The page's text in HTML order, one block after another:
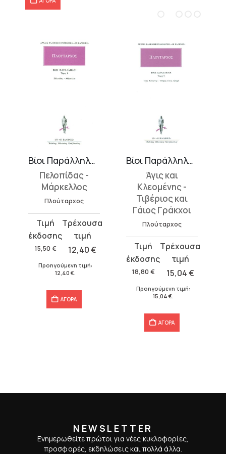
Βίοι Παράλληλοι 8
Πελοπίδας -
Μάρκελλος
Πλούταρχος
15,50€
Original
price
was:
12,40€
τρέχουσα
τιμή
Προηγούμενη τιμή:
12,40€ .
ΑΓΟΡΑ
Βίοι Παράλληλοι 9
Άγις και
Κλεομένης -
Τιβέριος και
Γάιος Γράκχοι
Πλούταρχος
18,80€
Original
price
was:
15,04€
τρέχουσα
τιμή
Προηγούμενη τιμή:
15,04€ .
ΑΓΟΡΑ
NEWSLETTER
Ενημερωθείτε πρώτοι για νέες κυκλοφορίες,
προσφορές, εκδηλώσεις και πολλά άλλα.